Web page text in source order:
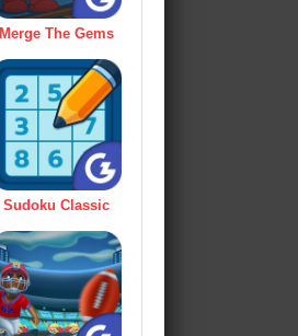
Merge The Gems
Sudoku Classic